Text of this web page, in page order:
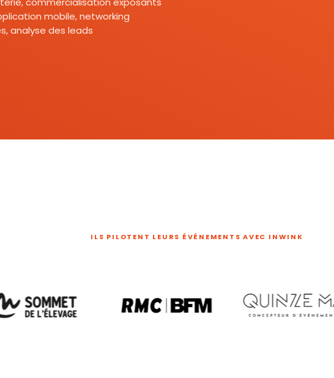
mobile, networking
analyse des leads
ILS PILOTENT LEURS ÉVÉNEMENTS AVEC INWINK